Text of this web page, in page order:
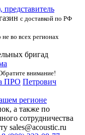
представитель
с доставкой по РФ
не во всех регионах
бригад
внимание!
ПРО Петрович
регионе
а также по
сотрудничества
sales@acoustic.ru